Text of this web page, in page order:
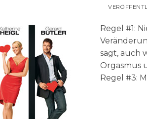
Regel #1:
sagt, auch
Orgasmus
Regel #3: